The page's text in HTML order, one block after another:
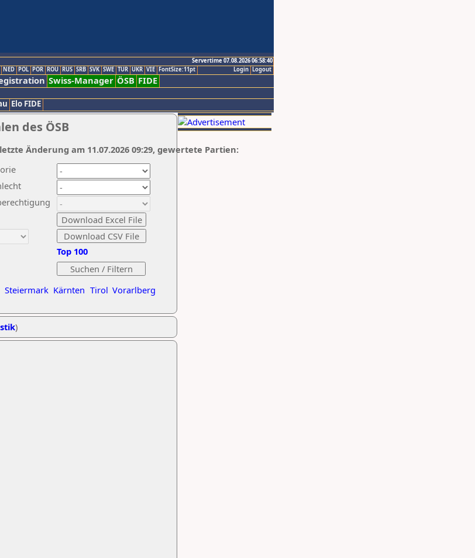
Servertime 07.08.2026 06:58:40
Logout
Login
NED POL POR ROU RUS SRB SVK SWE TUR UKR VIE FontSize:11pt
Swiss-Manager ÖSB FIDE
Elo FIDE
des ÖSB
Steiermark Kärnten Tirol Vorarlberg
Top 100
Änderung am 11.07.2026 09:29, gewertete Partien:
)